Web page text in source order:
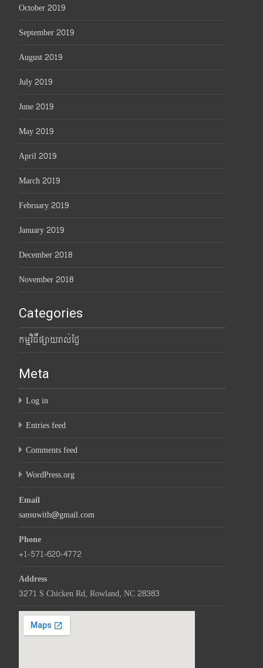
October 2019
September 2019
August 2019
July 2019
June 2019
May 2019
April 2019
March 2019
February 2019
January 2019
December 2018
November 2018
Categories
កម្មវិធីផ្សាយរាល់ថ្ងៃ
Meta
Log in
Entries feed
Comments feed
WordPress.org
Email
sansuwith@gmail.com
Phone
+1-571-620-4772
Address
3271 S Chicken Rd, Rowland, NC 28383